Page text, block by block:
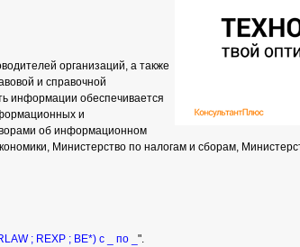
организаций, а также
и справочной
информации обеспечивается
и
об информационном
Министерство по налогам и сборам,
; REXP ; BE*) с _ по _ ".